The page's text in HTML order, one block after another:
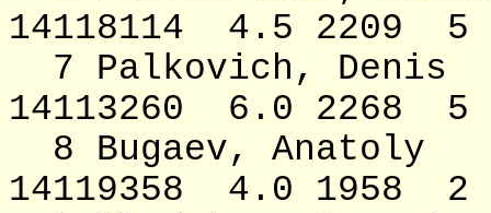
14118114 4.5 2209
7 Palkovich,
14113260 6.0 2268
8 Bugaev,
14119358 4.0 1958